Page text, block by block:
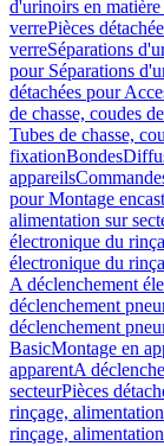
d'urinoirs en
verrePièces
verreSéparations
pour Séparations
détachées pour
de chasse, coudes
Tubes de chasse,
fixationBondes
appareils
pour Montage
alimentation sur
électronique du
électronique du
A déclenchement
déclenchement
déclenchement
BasicMontage en
apparentA
secteurPièces
rinçage,
rinçage,